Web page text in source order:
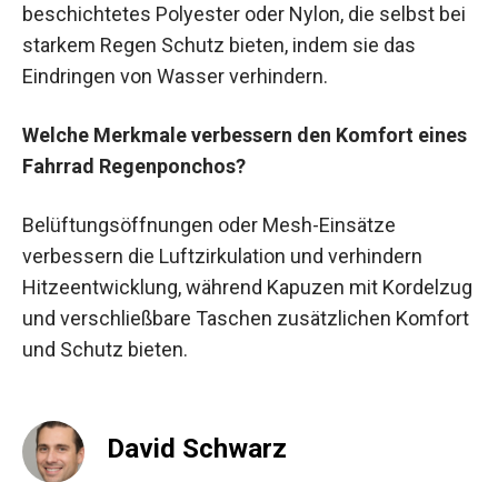
beschichtetes Polyester oder Nylon, die selbst bei
starkem Regen Schutz bieten, indem sie das
Eindringen von Wasser verhindern.
Welche Merkmale verbessern den Komfort eines
Fahrrad Regenponchos?
Belüftungsöffnungen oder Mesh-Einsätze
verbessern die Luftzirkulation und verhindern
Hitzeentwicklung, während Kapuzen mit Kordelzug
und verschließbare Taschen zusätzlichen Komfort
und Schutz bieten.
David Schwarz